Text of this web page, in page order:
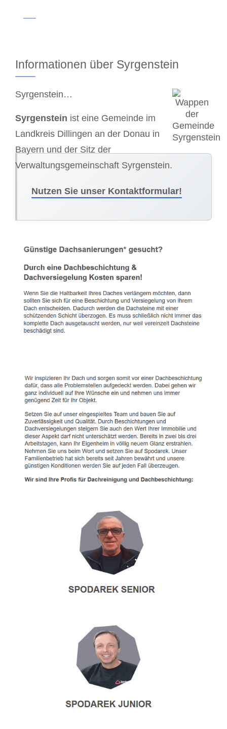
Informationen über Syrgenstein
Syrgenstein…
Syrgenstein ist eine Gemeinde im
Landkreis Dillingen an der Donau in
Bayern und der Sitz der
Verwaltungsgemeinschaft Syrgenstein.
Nutzen Sie unser Kontaktformular!